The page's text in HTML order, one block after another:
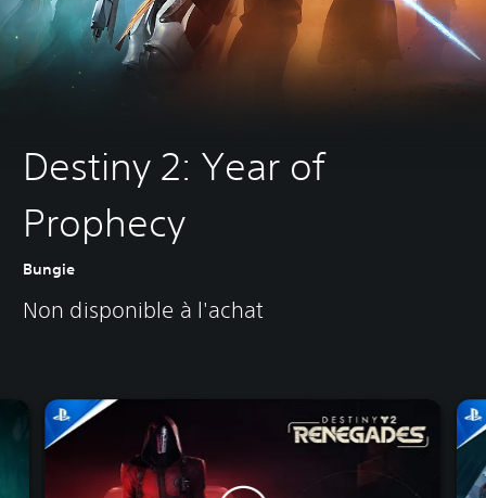
Destiny 2: Year of
Prophecy
Bungie
Non disponible à l'achat